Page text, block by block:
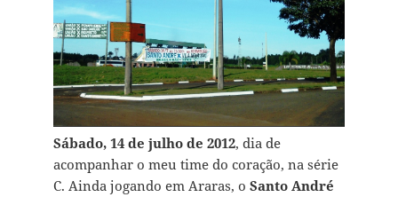
Sábado, 14 de julho de 2012, dia de
acompanhar o meu time do coração, na série
C. Ainda jogando em Araras, o Santo André